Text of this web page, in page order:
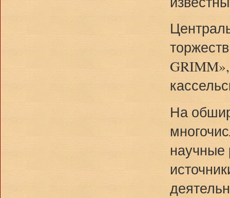
На
научные